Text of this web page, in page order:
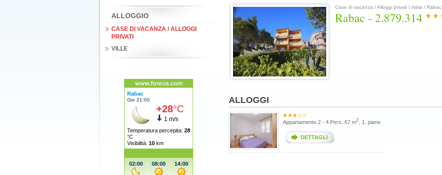
ALLOGGIO
CASE DI VACANZA / ALLOGGI
PRIVATI
VILLE
Case di vacanza / Alloggi privati / Istria / Rabac
Rabac - 2.879.314
ALLOGGI
Appartamento 2 - 4 Pers. 67 m2, 1. piano
DETTAGLI